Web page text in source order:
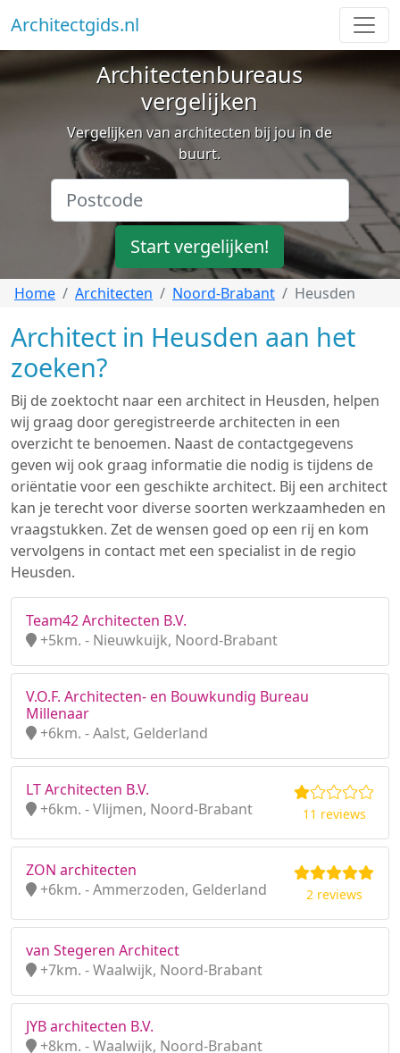
Architectgids.nl
Architectenbureaus
vergelijken
Vergelijken van architecten bij jou in de
buurt.
Start vergelijken!
Home Architecten Noord-Brabant Heusden
Architect in Heusden aan het
zoeken?
Bij de zoektocht naar een architect in Heusden, helpen
wij graag door geregistreerde architecten in een
overzicht te benoemen. Naast de contactgegevens
geven wij ook graag informatie die nodig is tijdens de
oriëntatie voor een geschikte architect. Bij een architect
kan je terecht voor diverse soorten werkzaamheden en
vraagstukken. Zet de wensen goed op een rij en kom
vervolgens in contact met een specialist in de regio
Heusden.
Team42 Architecten B.V.
+5km. - Nieuwkuijk, Noord-Brabant
V.O.F. Architecten- en Bouwkundig Bureau
Millenaar
+6km. - Aalst, Gelderland
LT Architecten B.V.
+6km. - Vlijmen, Noord-Brabant
11 reviews
ZON architecten
+6km. - Ammerzoden, Gelderland
2 reviews
van Stegeren Architect
+7km. - Waalwijk, Noord-Brabant
JYB architecten B.V.
+8km. - Waalwijk, Noord-Brabant